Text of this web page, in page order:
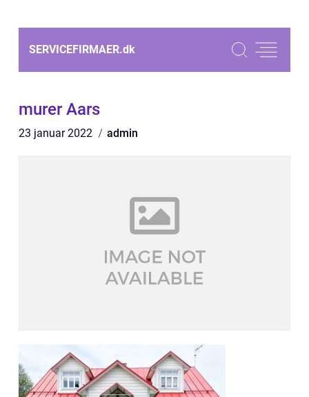
SERVICEFIRMAER.dk
murer Aars
23 januar 2022 admin